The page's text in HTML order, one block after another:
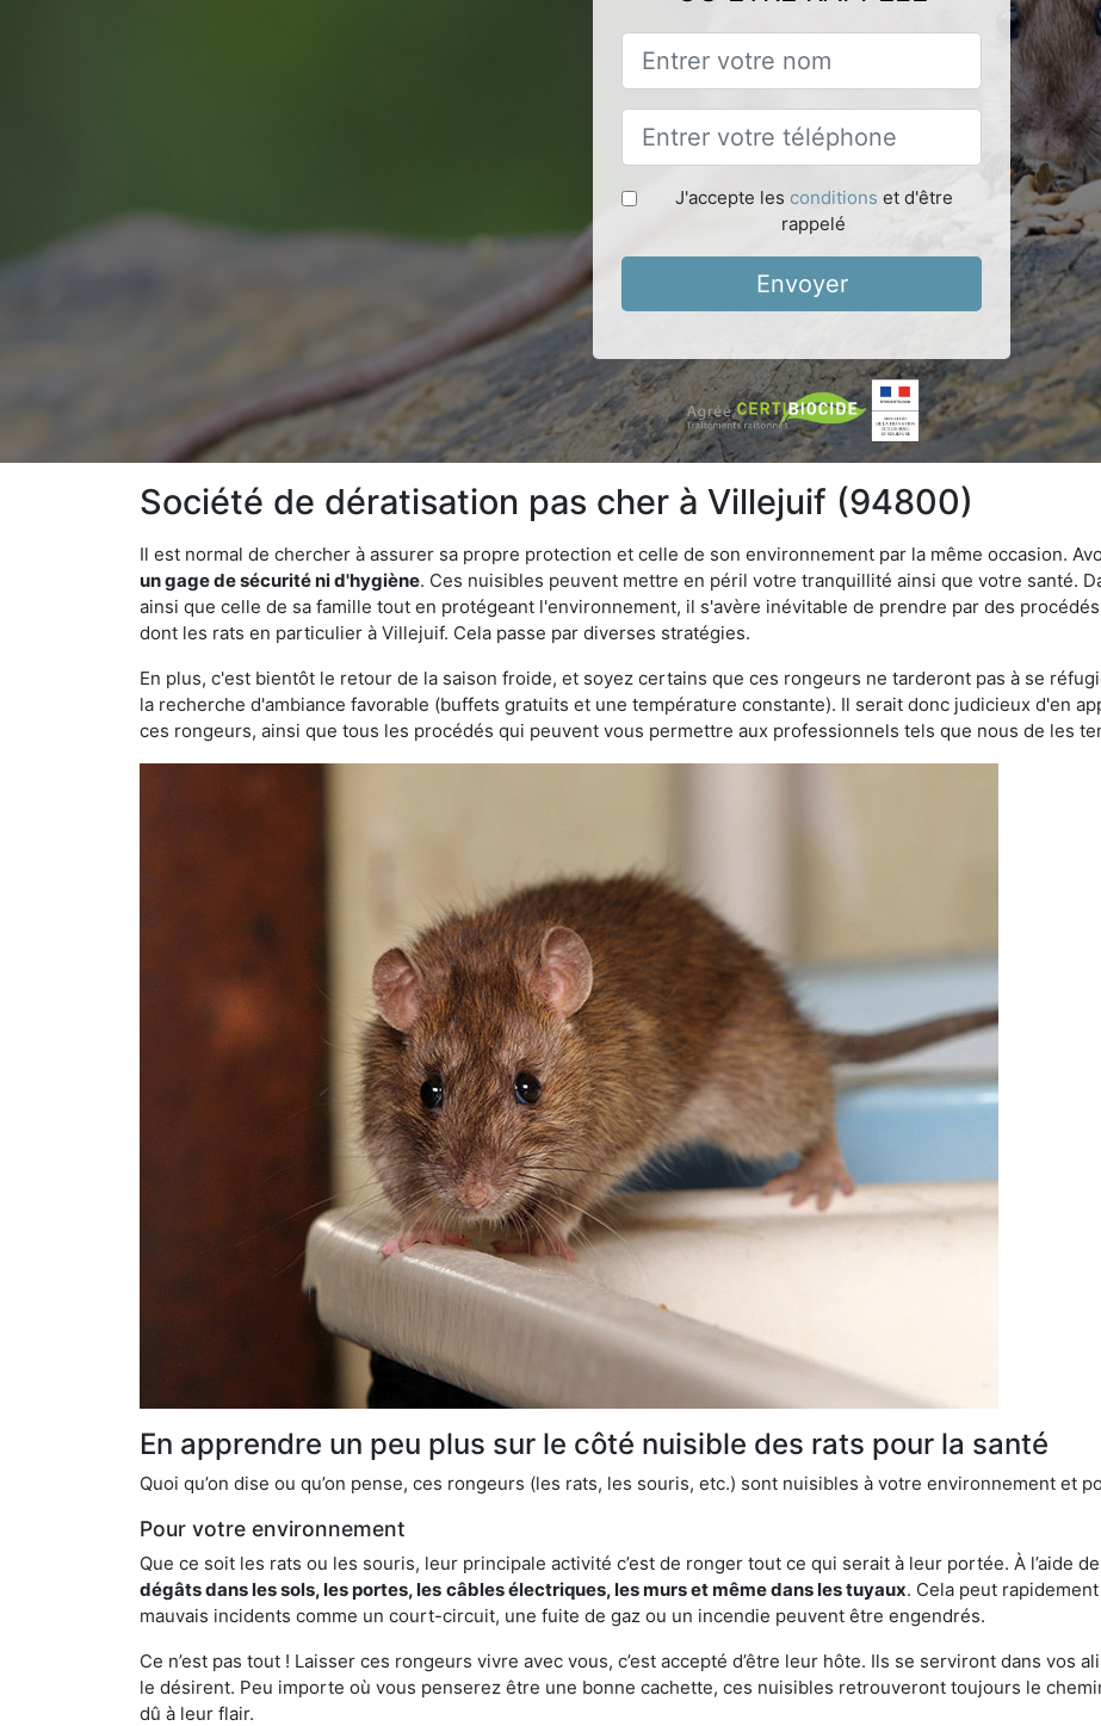
J'accepte les conditions et d'être
rappelé
Envoyer
Société de dératisation pas cher à Villejuif (94800)
Il est normal de chercher à assurer sa propre protection et celle de son environnement par la même occasion.
un gage de sécurité ni d'hygiène. Ces nuisibles peuvent mettre en péril votre tranquillité ainsi que votre santé.
ainsi que celle de sa famille tout en protégeant l'environnement, il s'avère inévitable de prendre par des
dont les rats en particulier à Villejuif. Cela passe par diverses stratégies.
En plus, c'est bientôt le retour de la saison froide, et soyez certains que ces rongeurs ne tarderont pas à se
la recherche d'ambiance favorable (buffets gratuits et une température constante). Il serait donc judicieux d'en
ces rongeurs, ainsi que tous les procédés qui peuvent vous permettre aux professionnels tels que nous de les
En apprendre un peu plus sur le côté nuisible des rats pour la santé
Quoi qu’on dise ou qu’on pense, ces rongeurs (les rats, les souris, etc.) sont nuisibles à votre environnement et
Pour votre environnement
Que ce soit les rats ou les souris, leur principale activité c’est de ronger tout ce qui serait à leur portée. À l’aide
dégâts dans les sols, les portes, les câbles électriques, les murs et même dans les tuyaux. Cela peut
mauvais incidents comme un court-circuit, une fuite de gaz ou un incendie peuvent être engendrés.
Ce n’est pas tout ! Laisser ces rongeurs vivre avec vous, c’est accepté d’être leur hôte. Ils se serviront dans vos
le désirent. Peu importe où vous penserez être une bonne cachette, ces nuisibles retrouveront toujours le
dû à leur flair.